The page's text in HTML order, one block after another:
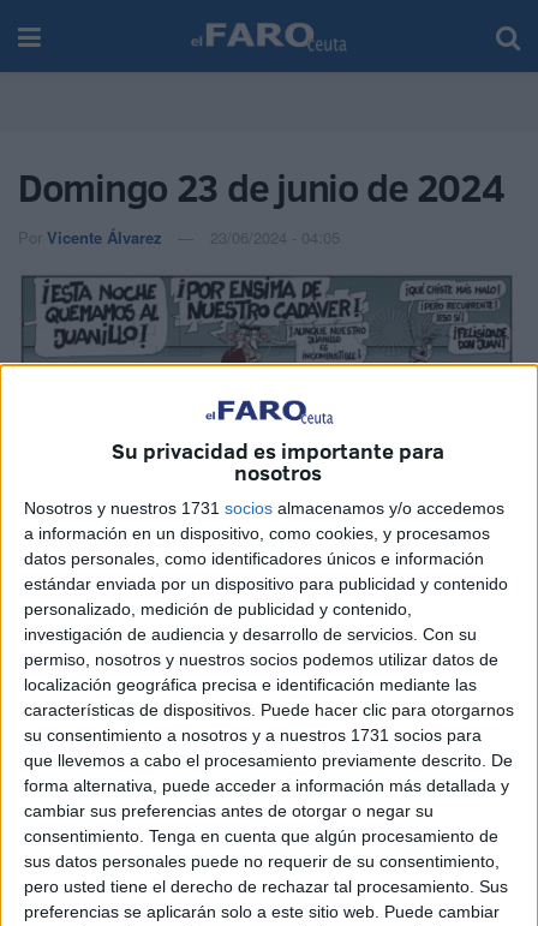
Su privacidad es importante para
nosotros
Nosotros y nuestros 1731 socios almacenamos y/o accedemos
a información en un dispositivo, como cookies, y procesamos
datos personales, como identificadores únicos e información
estándar enviada por un dispositivo para publicidad y contenido
personalizado, medición de publicidad y contenido,
investigación de audiencia y desarrollo de servicios. Con su
permiso, nosotros y nuestros socios podemos utilizar datos de
localización geográfica precisa e identificación mediante las
características de dispositivos. Puede hacer clic para otorgarnos
su consentimiento a nosotros y a nuestros 1731 socios para
que llevemos a cabo el procesamiento previamente descrito. De
forma alternativa, puede acceder a información más detallada y
cambiar sus preferencias antes de otorgar o negar su
consentimiento. Tenga en cuenta que algún procesamiento de
sus datos personales puede no requerir de su consentimiento,
pero usted tiene el derecho de rechazar tal procesamiento. Sus
preferencias se aplicarán solo a este sitio web. Puede cambiar
Domingo 23 de junio de 2024
Por Vicente Álvarez 23/06/2024 - 04:05
RelatedPosts
Aplazado el amistoso entre el Ittihad de
Tánger y el FC Barcelona
HACE 19 MINUTOS
El PP denuncia en el Parlamento Europeo
la "inacción" de Sánchez ante la crisis de
Ceuta
HACE 33 MINUTOS
Preocupación por las fotos de menores
con soldados trasladados a la frontera
HACE 55 MINUTOS